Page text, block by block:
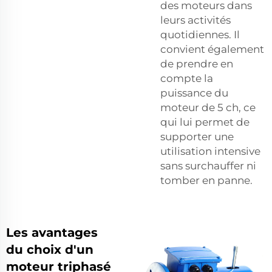
des moteurs dans
leurs activités
quotidiennes. Il
convient également
de prendre en
compte la
puissance du
moteur de 5 ch, ce
qui lui permet de
supporter une
utilisation intensive
sans surchauffer ni
tomber en panne.
Les avantages
du choix d'un
moteur triphasé